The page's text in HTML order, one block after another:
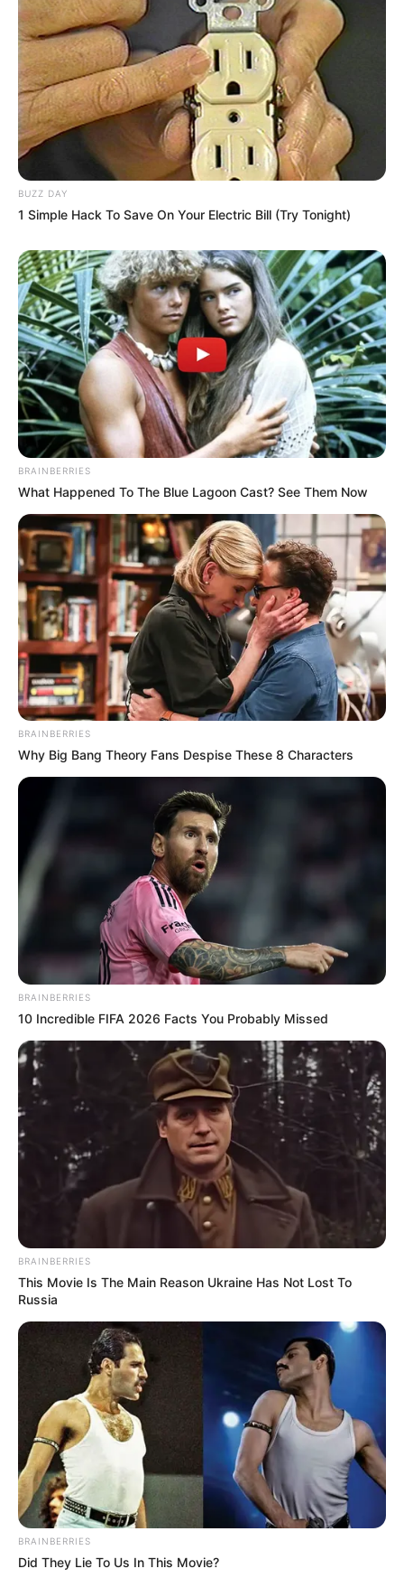
Participe do nosso grupo do
WhatsApp!
Fique informado em tempo real sobre as principais
notícias de Paraguaçu Paulista e região
BUZZ DAY
1 Simple Hack To Save On Your Electric Bill (Try Tonight)
BRAINBERRIES
What Happened To The Blue Lagoon Cast? See Them Now
BRAINBERRIES
Why Big Bang Theory Fans Despise These 8 Characters
BRAINBERRIES
10 Incredible FIFA 2026 Facts You Probably Missed
BRAINBERRIES
This Movie Is The Main Reason Ukraine Has Not Lost To
Russia
BRAINBERRIES
Did They Lie To Us In This Movie?